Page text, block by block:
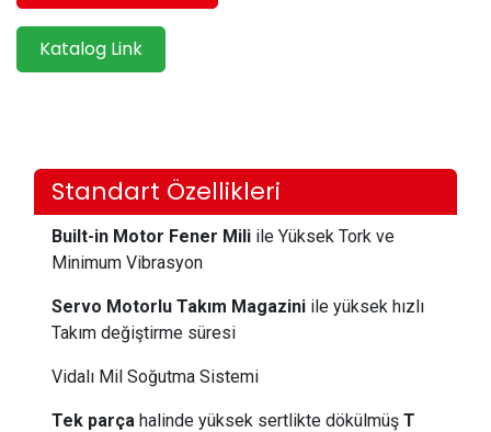
Katalog Link
Standart Özellikleri
Built-in Motor Fener Mili ile Yüksek Tork ve
Minimum Vibrasyon
Servo Motorlu Takım Magazini ile yüksek hızlı
Takım değiştirme süresi
Vidalı Mil Soğutma Sistemi
Tek parça halinde yüksek sertlikte dökülmüş T